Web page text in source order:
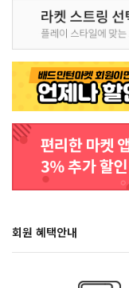
회원 혜택안내